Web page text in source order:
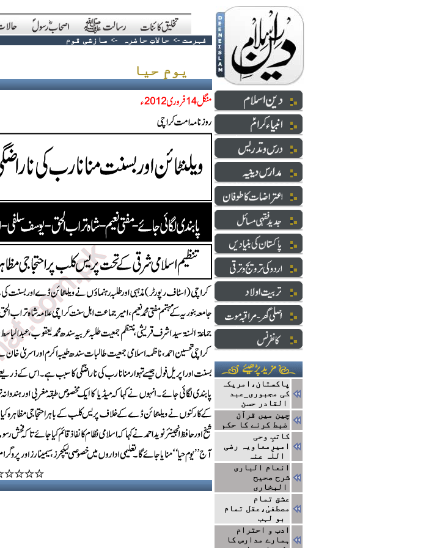
فہرست ->حالاتِ حاضرہ ->سازشی قوم
پاکستان،امریکہ
کی مجبوری_عبد
القادر حسن
چین میں قرآن
ضبط کرنے کا حکم
کاتبِ وحی
امیرِمعاویہ رضی
انعام الباری
شرح صحیح
البخاری
عشق تمام
مصطفیٰ،عقل تمام
ادب و احترام
ہمارے مدارس کا